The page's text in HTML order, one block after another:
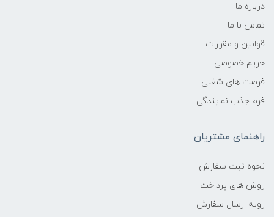
درباره ما
تماس با ما
قوانین و مقررات
حریم خصوصی
فرصت های شغلی
فرم جذب نمایندگی
راهنمای مشتریان
نحوه ثبت سفارش
روش های پرداخت
رویه ارسال سفارش